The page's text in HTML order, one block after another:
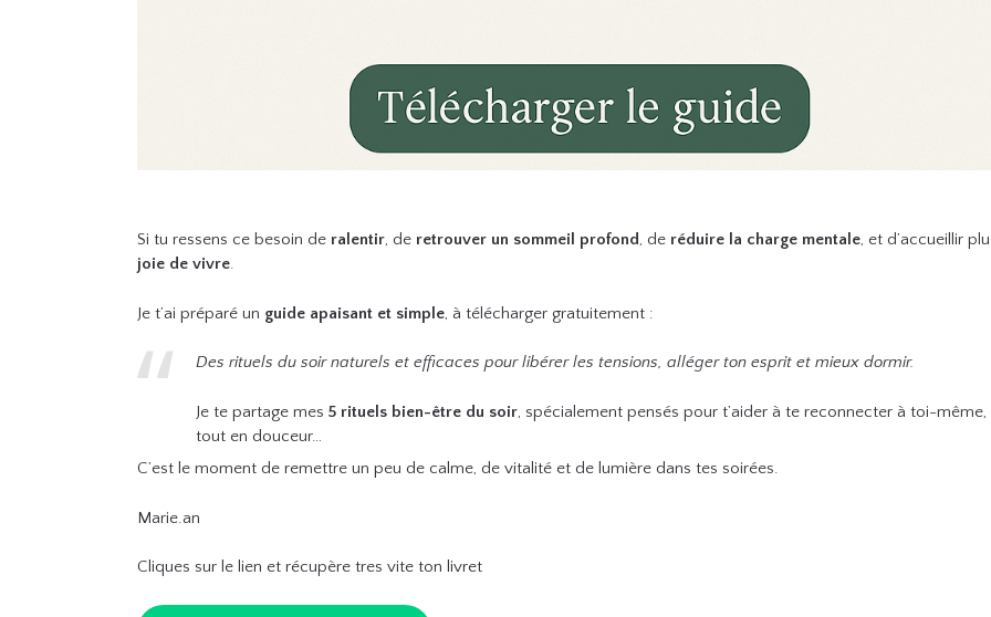
Si tu ressens ce besoin de ralentir, de retrouver un sommeil profond, de réduire la charge mentale, et d’accueillir
joie de vivre.
Je t’ai préparé un guide apaisant et simple, à télécharger gratuitement :
Des rituels du soir naturels et efficaces pour libérer les tensions, alléger ton esprit et mieux dormir.
Je te partage mes 5 rituels bien-être du soir, spécialement pensés pour t’aider à te reconnecter à toi-même,
tout en douceur…
C’est le moment de remettre un peu de calme, de vitalité et de lumière dans tes soirées.
Marie.an
Cliques sur le lien et récupère tres vite ton livret